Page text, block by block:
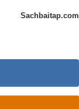
Sachbaitap.com